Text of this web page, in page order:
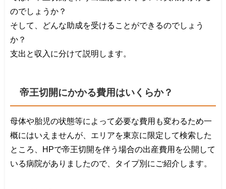
のでしょうか？
そして、どんな助成を受けることができるのでしょう
か？
支出と収入に分けて説明します。
帝王切開にかかる費用はいくらか？
母体や胎児の状態等によって必要な費用も変わるため一
概にはいえませんが、エリアを東京に限定して検索した
ところ、HPで帝王切開を伴う場合の出産費用を公開して
いる病院がありましたので、タイプ別にご紹介します。